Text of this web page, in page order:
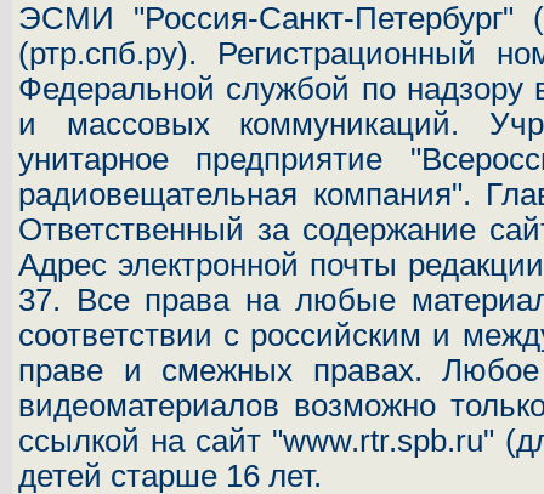
ЭСМИ "Россия-Санкт-Петербург" (
(ртр.спб.ру). Регистрационный
Федеральной службой по
и массовых коммуникаций.
унитарное предприятие
радиовещательная компания".
Ответственный за содержание
Адрес электронной почты
37. Все права на любые
соответствии с российским и
праве и смежных правах. Любое
видеоматериалов возможно
ссылкой на сайт "www.rtr.spb.ru"
детей старше 16 лет.